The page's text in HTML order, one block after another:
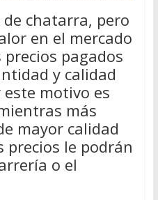
chatarra, pero
en el mercado
pagados
y calidad
motivo es
más
mayor calidad
precios le podrán
o el